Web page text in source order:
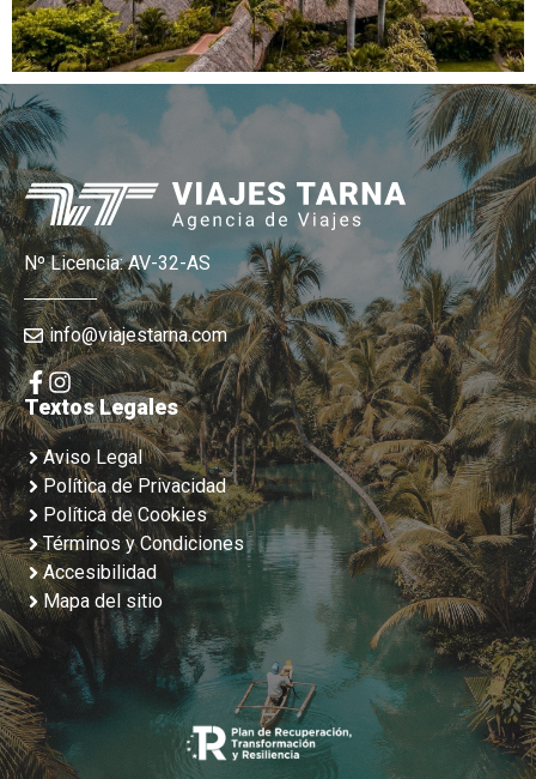
Nº Licencia: AV-32-AS
info@viajestarna.com
Textos Legales
Aviso Legal
Política de Privacidad
Política de Cookies
Términos y Condiciones
Accesibilidad
Mapa del sitio